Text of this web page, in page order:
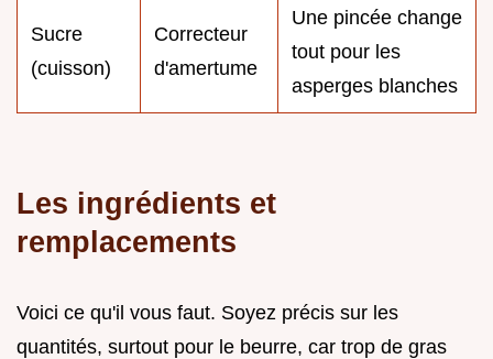
Sucre
(cuisson)
Correcteur
d'amertume
Une pincée change
tout pour les
asperges blanches
Les ingrédients et
remplacements
Voici ce qu'il vous faut. Soyez précis sur les
quantités, surtout pour le beurre, car trop de gras